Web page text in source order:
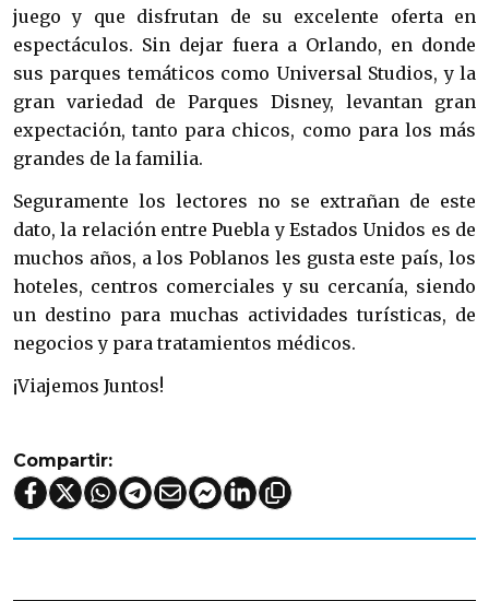
juego y que disfrutan de su excelente oferta en
espectáculos. Sin dejar fuera a Orlando, en donde
sus parques temáticos como Universal Studios, y la
gran variedad de Parques Disney, levantan gran
expectación, tanto para chicos, como para los más
grandes de la familia.
Seguramente los lectores no se extrañan de este
dato, la relación entre Puebla y Estados Unidos es de
muchos años, a los Poblanos les gusta este país, los
hoteles, centros comerciales y su cercanía, siendo
un destino para muchas actividades turísticas, de
negocios y para tratamientos médicos.
¡Viajemos Juntos!
Compartir: